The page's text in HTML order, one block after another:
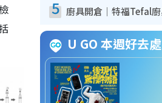
5
U GO 本週好去處